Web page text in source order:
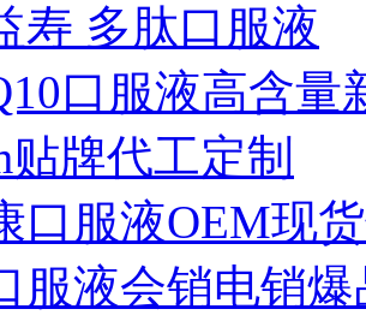
寿 多肽口服液
口服液高含
贴牌代工定制
口服液OEM现
服液会销电销爆